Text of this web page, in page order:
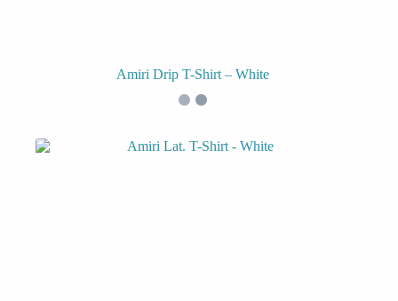
Amiri Drip T-Shirt – White